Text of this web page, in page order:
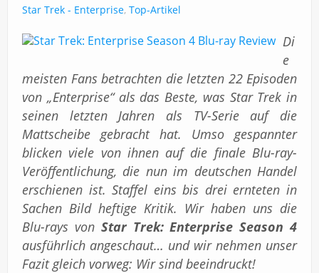
Star Trek - Enterprise, Top-Artikel
Di
e
meisten Fans betrachten die letzten 22 Episoden
von „Enterprise“ als das Beste, was Star Trek in
seinen letzten Jahren als TV-Serie auf die
Mattscheibe gebracht hat. Umso gespannter
blicken viele von ihnen auf die finale Blu-ray-
Veröffentlichung, die nun im deutschen Handel
erschienen ist. Staffel eins bis drei ernteten in
Sachen Bild heftige Kritik. Wir haben uns die
Blu-rays von Star Trek: Enterprise Season 4
ausführlich angeschaut… und wir nehmen unser
Fazit gleich vorweg: Wir sind beeindruckt!